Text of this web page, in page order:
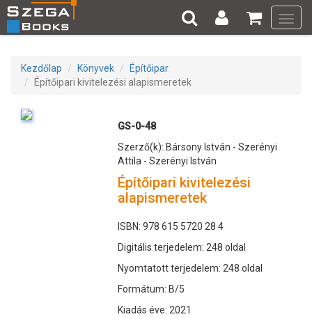
Kezdőlap Könyvek
Építőipar
Építőipari kivitelezési alapismeretek
GS-0-48
Szerző(k): Bársony István - Szerényi
Attila - Szerényi István
Építőipari kivitelezési
alapismeretek
ISBN: 978 615 5720 28 4
Digitális terjedelem: 248 oldal
Nyomtatott terjedelem: 248 oldal
Formátum: B/5
Kiadás éve: 2021